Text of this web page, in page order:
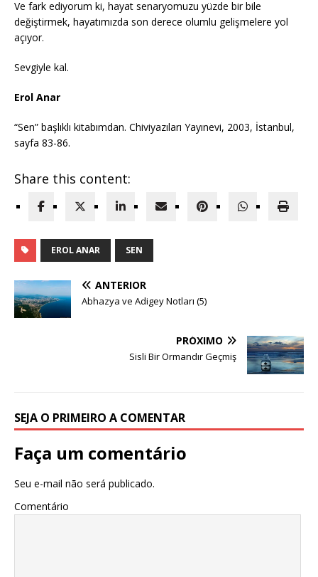
Ve fark ediyorum ki, hayat senaryomuzu yüzde bir bile
değiştirmek, hayatımızda son derece olumlu gelişmelere yol
açıyor.
Sevgiyle kal.
Erol Anar
“Sen” başlıklı kitabımdan. Chiviyazıları Yayınevi, 2003, İstanbul,
sayfa 83-86.
Share this content:
EROL ANAR SEN
ANTERIOR
Abhazya ve Adigey Notları (5)
PRÓXIMO
Sisli Bir Ormandır Geçmiş
SEJA O PRIMEIRO A COMENTAR
Faça um comentário
Seu e-mail não será publicado.
Comentário